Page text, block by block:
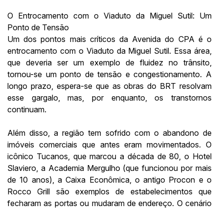
O Entrocamento com o Viaduto da Miguel Sutil: Um
Ponto de Tensão
Um dos pontos mais críticos da Avenida do CPA é o
entrocamento com o Viaduto da Miguel Sutil. Essa área,
que deveria ser um exemplo de fluidez no trânsito,
tornou-se um ponto de tensão e congestionamento. A
longo prazo, espera-se que as obras do BRT resolvam
esse gargalo, mas, por enquanto, os transtornos
continuam.
Além disso, a região tem sofrido com o abandono de
imóveis comerciais que antes eram movimentados. O
icônico Tucanos, que marcou a década de 80, o Hotel
Slaviero, a Academia Mergulho (que funcionou por mais
de 10 anos), a Caixa Econômica, o antigo Procon e o
Rocco Grill são exemplos de estabelecimentos que
fecharam as portas ou mudaram de endereço. O cenário